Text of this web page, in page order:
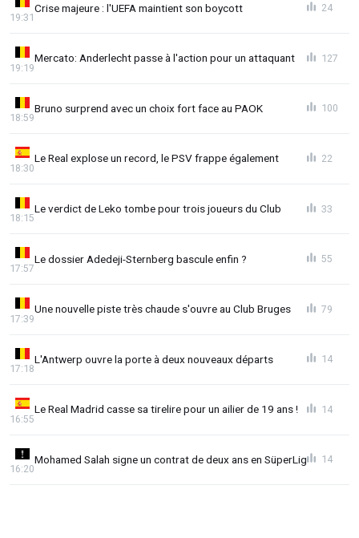
Crise majeure : l'UEFA maintient son boycott
19:31
24
Mercato: Anderlecht passe à l'action pour un attaquant
19:19
127
Bruno surprend avec un choix fort face au PAOK
18:59
100
Le Real explose un record, le PSV frappe également
18:30
22
Le verdict de Leko tombe pour trois joueurs du Club
18:15
33
Le dossier Adedeji-Sternberg bascule enfin ?
17:57
55
Une nouvelle piste très chaude s'ouvre au Club Bruges
17:39
79
L'Antwerp ouvre la porte à deux nouveaux départs
17:18
14
Le Real Madrid casse sa tirelire pour un ailier de 19 ans !
16:55
14
Mohamed Salah signe un contrat de deux ans en SüperLig
16:20
14